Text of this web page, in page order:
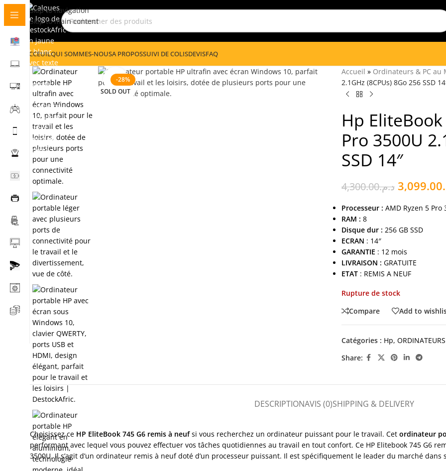
Skip to navigation
Skip to main content
ACCEUILQUI SOMMES-NOUSA PROPOSSUIVI DE COLISDEVISFAQ
-28%
SOLD OUT
Click to enlarge
Accueil » Ordinateurs & PC au
2.1GHz (8CPUs) 8Go 256 SSD
Hp
Pro 3500U
SSD 14″
د.م.4,300.00 3,099.00
Processeur : AMD Ryzen 5 Pro
RAM : 8
Disque dur : 256 GB SSD
ECRAN : 14″
GARANTIE : 12 mois
LIVRAISON : GRATUITE
ETAT: REMIS A NEUF
Rupture de stock
Compare
Add to
Catégories : Hp,
Share:
DESCRIPTIONAVIS (0)SHIPPING & DELIVERY
Choisissez ce HP EliteBook 745 G6 remis à neufsi vous recherchez un ordinateur puissant pour le travail. Cet ordinateur
performant avec lequel vous pouvez effectuer vos tâches quotidiennes au travail en tout confort. Ce HP Elitebook 745 G6
3500U. Il s’agit d’un ordinateur remis à neuf doté d’un processeur puissant. Il est spécifiquement le leader du marché